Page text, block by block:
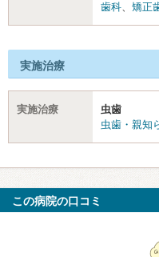
歯科、 矯正
実施治療
実施治療
虫歯
虫歯・親知
この病院の口コミ